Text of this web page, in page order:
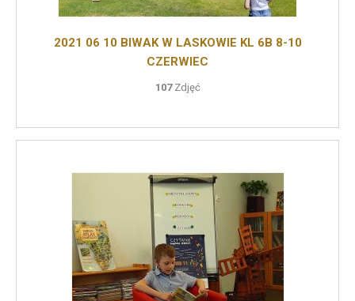
2021 06 10 BIWAK W LASKOWIE KL 6B 8-10
CZERWIEC
107Zdjęć